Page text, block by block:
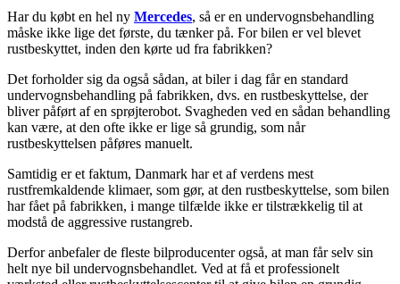
Har du købt en hel ny Mercedes, så er en undervognsbehandling
måske ikke lige det første, du tænker på. For bilen er vel blevet
rustbeskyttet, inden den kørte ud fra fabrikken?
Det forholder sig da også sådan, at biler i dag får en standard
undervognsbehandling på fabrikken, dvs. en rustbeskyttelse, der
bliver påført af en sprøjterobot. Svagheden ved en sådan behandling
kan være, at den ofte ikke er lige så grundig, som når
rustbeskyttelsen påføres manuelt.
Samtidig er et faktum, Danmark har et af verdens mest
rustfremkaldende klimaer, som gør, at den rustbeskyttelse, som bilen
har fået på fabrikken, i mange tilfælde ikke er tilstrækkelig til at
modstå de aggressive rustangreb.
Derfor anbefaler de fleste bilproducenter også, at man får selv sin
helt nye bil undervognsbehandlet. Ved at få et professionelt